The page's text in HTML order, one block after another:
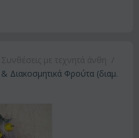
Διακοσμητικά Φρούτα (διαμ.